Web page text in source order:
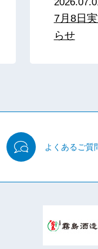
7月8日
らせ
よくあるご質